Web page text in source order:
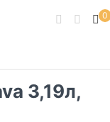
0
3,19л,